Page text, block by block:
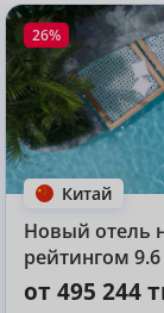
26%
Китай
Новый отель
рейтингом
от 495 244